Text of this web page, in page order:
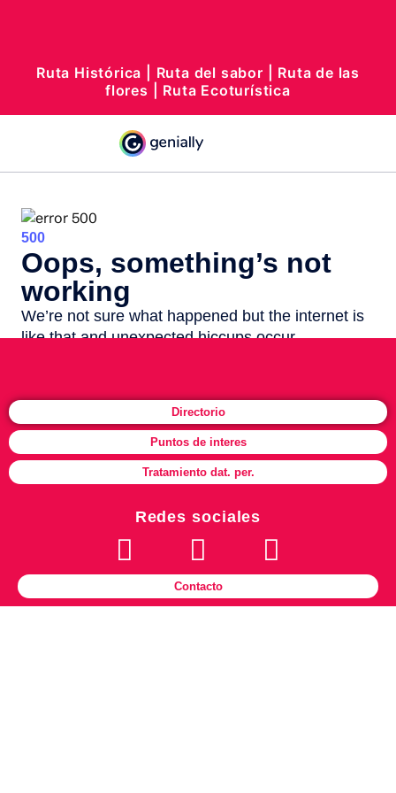
Ruta Histórica Ruta del sabor
Ruta de las
flores
Ruta Ecoturística
Directorio
Puntos de interes
Tratamiento dat. per.
Redes sociales
Contacto